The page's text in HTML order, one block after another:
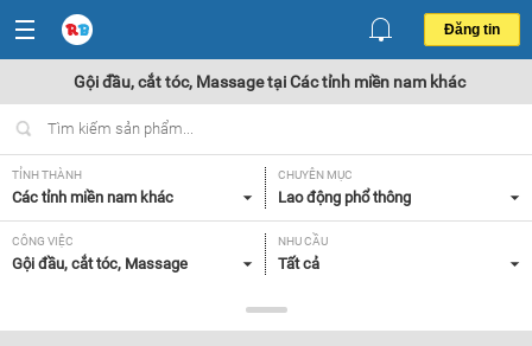
Đăng tin
Gội đầu, cắt tóc, Massage tại Các tỉnh miền nam khác
TỈNH THÀNH
Các tỉnh miền nam khác
CHUYÊN MỤC
Lao động phổ thông
CÔNG VIỆC
Gội đầu, cắt tóc, Massage
NHU CẦU
Tất cả
Tất cả